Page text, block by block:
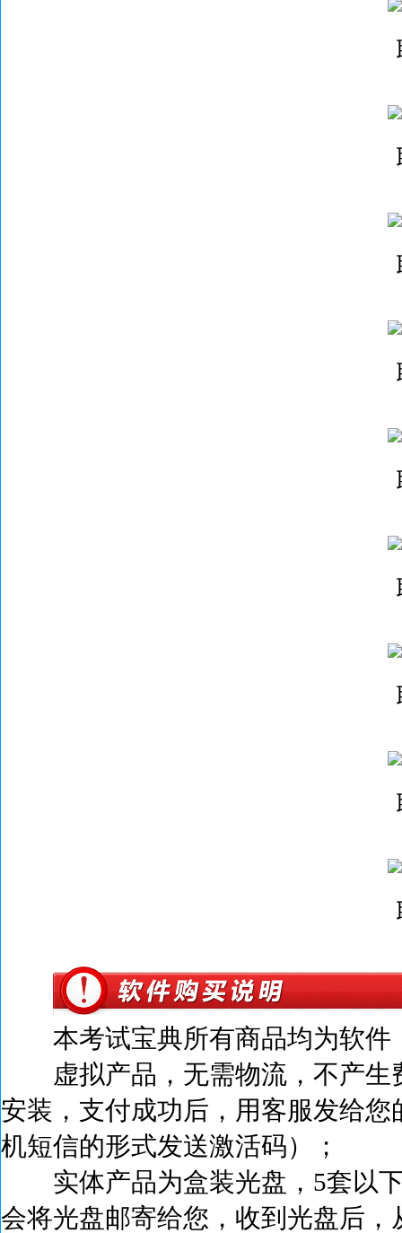
本考试宝典所有商品均为软件
虚拟产品，无需物流，不产
安装，支付成功后， 用客服发给您
机短信的形式发送激活码）；
实体产品为盒装光盘，5套以
会将光盘邮寄给您，收到光盘后